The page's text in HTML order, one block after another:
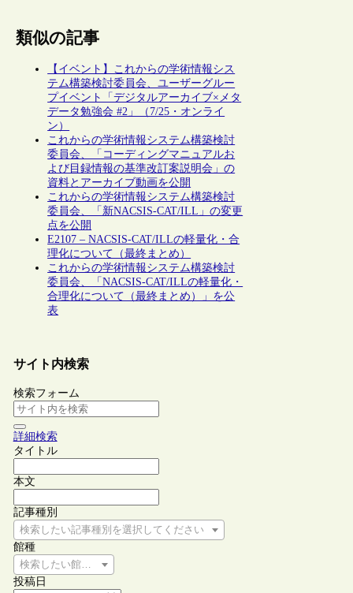
類似の記事
【イベント】これからの学術情報シス
テム構築検討委員会、ユーザーグルー
プイベント「デジタルアーカイブ×メタ
データ勉強会 #2」（7/25・オンライ
ン）
これからの学術情報システム構築検討
委員会、「コーディングマニュアルお
よび目録情報の基準改訂案説明会」の
資料とアーカイブ動画を公開
これからの学術情報システム構築検討
委員会、「新NACSIS-CAT/ILL」の変更
点を公開
E2107 – NACSIS-CAT/ILLの軽量化・合
理化について（最終まとめ）
これからの学術情報システム構築検討
委員会、「NACSIS-CAT/ILLの軽量化・
合理化について（最終まとめ）」を公
表
サイト内検索
検索フォーム
詳細検索
タイトル
本文
記事種別
検索したい記事種別を選択してください
館種
検索したい館種を選択してください
投稿日